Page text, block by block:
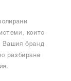
които
Вашия бранд
разбиране